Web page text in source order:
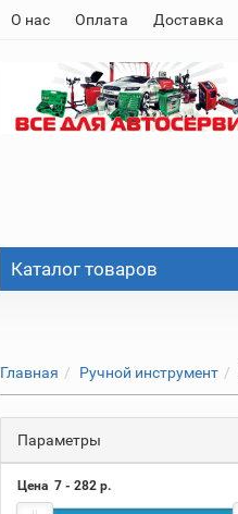
О нас Оплата Доставка
Каталог товаров
Главная Ручной инструмент
Параметры
Цена 7 - 282 р.